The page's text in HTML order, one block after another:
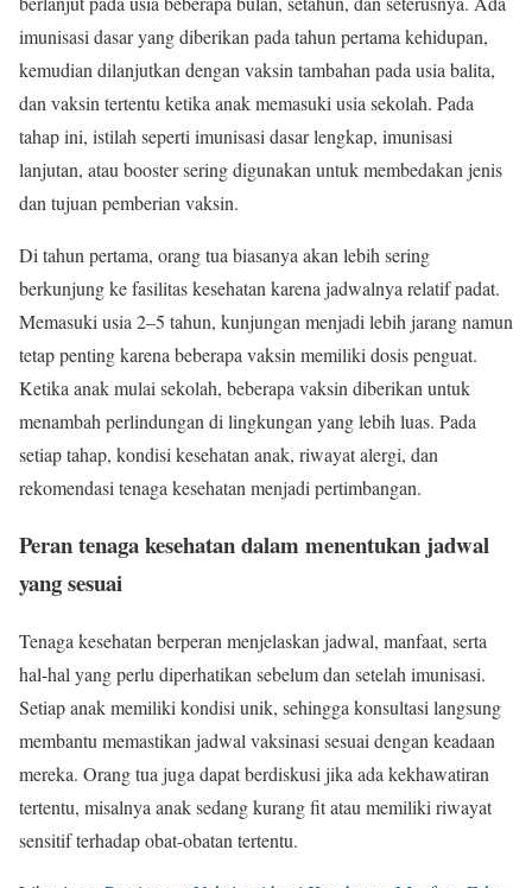
imunisasi dasar yang diberikan pada tahun pertama kehidupan,
kemudian dilanjutkan dengan vaksin tambahan pada usia balita,
dan vaksin tertentu ketika anak memasuki usia sekolah. Pada
tahap ini, istilah seperti imunisasi dasar lengkap, imunisasi
lanjutan, atau booster sering digunakan untuk membedakan jenis
dan tujuan pemberian vaksin.
Di tahun pertama, orang tua biasanya akan lebih sering
berkunjung ke fasilitas kesehatan karena jadwalnya relatif padat.
Memasuki usia 2–5 tahun, kunjungan menjadi lebih jarang namun
tetap penting karena beberapa vaksin memiliki dosis penguat.
Ketika anak mulai sekolah, beberapa vaksin diberikan untuk
menambah perlindungan di lingkungan yang lebih luas. Pada
setiap tahap, kondisi kesehatan anak, riwayat alergi, dan
rekomendasi tenaga kesehatan menjadi pertimbangan.
Peran tenaga kesehatan dalam menentukan jadwal
yang sesuai
Tenaga kesehatan berperan menjelaskan jadwal, manfaat, serta
hal-hal yang perlu diperhatikan sebelum dan setelah imunisasi.
Setiap anak memiliki kondisi unik, sehingga konsultasi langsung
membantu memastikan jadwal vaksinasi sesuai dengan keadaan
mereka. Orang tua juga dapat berdiskusi jika ada kekhawatiran
tertentu, misalnya anak sedang kurang fit atau memiliki riwayat
sensitif terhadap obat-obatan tertentu.